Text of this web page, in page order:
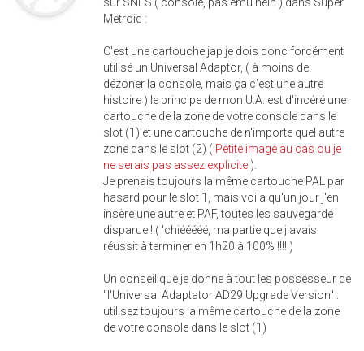
Metroid :
C'est une cartouche jap je dois donc forcément
utilisé un Universal Adaptor, ( à moins de
dézoner la console, mais ça c'est une autre
histoire ) le principe de mon U.A. est d'incéré une
cartouche de la zone de votre console dans le
slot (1) et une cartouche de n'importe quel autre
zone dans le slot (2) ( Petite image au cas ou je
ne serais pas assez explicite ).
Je prenais toujours la même cartouche PAL par
hasard pour le slot 1, mais voila qu'un jour j'en
insère une autre et PAF, toutes les sauvegarde
disparue ! ( 'chiééééé, ma partie que j'avais
réussit à terminer en 1h20 à 100% !!!! )
Un conseil que je donne à tout les possesseur de
"l'Universal Adaptator AD29 Upgrade Version" :
utilisez toujours la même cartouche de la zone
de votre console dans le slot (1)